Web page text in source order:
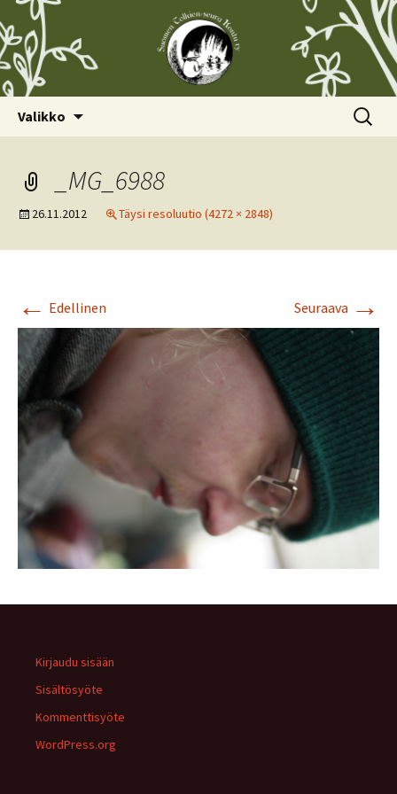
Valikko Haku:
_MG_6988
26.11.2012 Täysi resoluutio (4272 × 2848)
← Edellinen Seuraava →
Kirjaudu sisään
Sisältösyöte
Kommenttisyöte
WordPress.org